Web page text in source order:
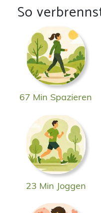
So
67 Min Spazieren
23 Min Joggen